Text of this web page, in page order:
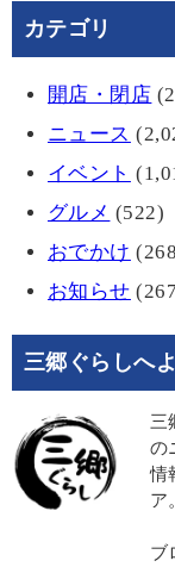
カテゴリ
開店・閉店
ニュース
イベント
グルメ (522)
おでかけ
お知らせ
三郷ぐらしへ
三
の
情
ア
ブ